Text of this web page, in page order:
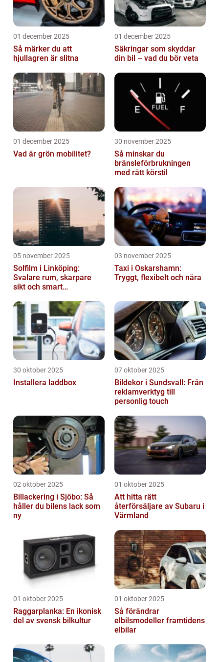
01 december 2025
Så märker du att
hjullagren är slitna
01 december 2025
Säkringar som skyddar
din bil – vad du bör veta
01 december 2025
Vad är grön mobilitet?
30 november 2025
Så minskar du
bränsleförbrukningen
med rätt körstil
05 november 2025
Solfilm i Linköping:
Svalare rum, skarpare
sikt och smart
03 november 2025
Taxi i Oskarshamn:
Tryggt, flexibelt och nära
30 oktober 2025
Installera laddbox
07 oktober 2025
Bildekor i Sundsvall: Från
reklamverktyg till
personlig touch
02 oktober 2025
Billackering i Sjöbo: Så
håller du bilens lack som
ny
01 oktober 2025
Att hitta rätt
återförsäljare av Subaru i
Värmland
01 oktober 2025
Raggarplanka: En ikonisk
del av svensk bilkultur
01 oktober 2025
Så förändrar
elbilsmodeller framtidens
elbilar